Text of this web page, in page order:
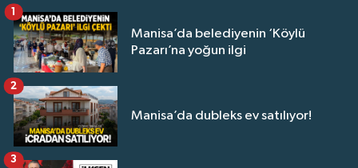
Manisa’da belediyenin ‘Köylü
Pazarı’na yoğun ilgi
1
Manisa’da dubleks ev satılıyor!
2
3